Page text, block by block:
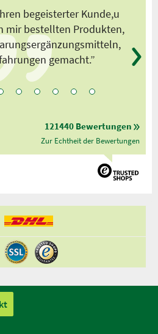
begeisterter Kunde,u
mir bestellten Produkten,
gemacht.”
121440 Bewertungen
Zur Echtheit der Bewertungen